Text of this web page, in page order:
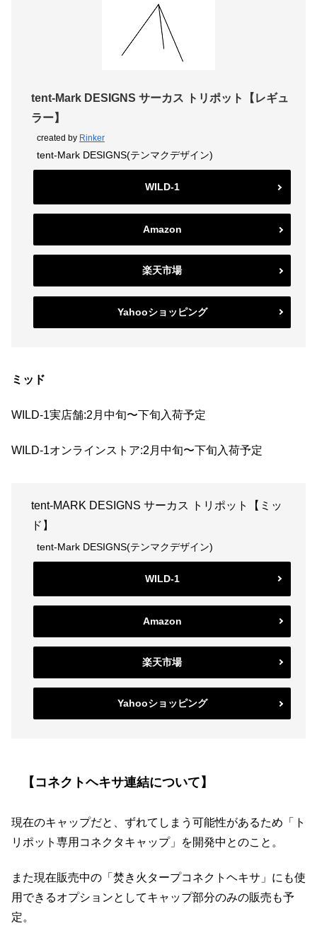
tent-Mark DESIGNS サーカス トリポット【レギュ
ラー】
created by Rinker
tent-Mark DESIGNS(テンマクデザイン)
WILD-1
Amazon
楽天市場
Yahooショッピング
ミッド
WILD-1実店舗:2月中旬〜下旬入荷予定
WILD-1オンラインストア:2月中旬〜下旬入荷予定
tent-MARK DESIGNS サーカス トリポット【ミッ
ド】
tent-Mark DESIGNS(テンマクデザイン)
WILD-1
Amazon
楽天市場
Yahooショッピング
【コネクトヘキサ連結について】
現在のキャップだと、ずれてしまう可能性があるため「ト
リポット専用コネクタキャップ」を開発中とのこと。
また現在販売中の「焚き火タープコネクトヘキサ」にも使
用できるオプションとしてキャップ部分のみの販売も予
定。